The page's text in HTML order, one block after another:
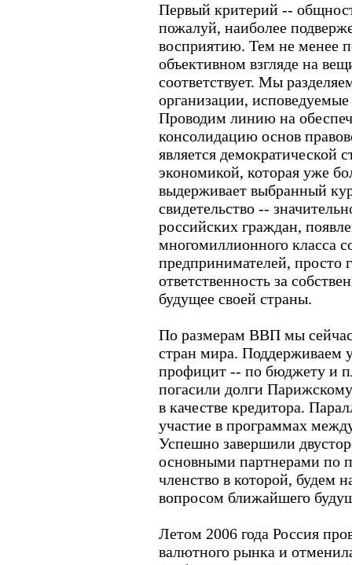
Первый критерий --
пожалуй, наиболее
восприятию. Тем не менее
объективном взгляде на
соответствует. Мы
организации,
Проводим линию на
консолидацию основ
является демократической
экономикой, которая уже
выдерживает выбранный
свидетельство --
российских граждан,
многомиллионного класса
предпринимателей, просто
ответственность за
будущее своей страны.
По размерам ВВП мы
стран мира. Поддерживаем
профицит -- по бюджету и
погасили долги
в качестве кредитора.
участие в программах
Успешно завершили
основными партнерами по
членство в которой, будем
вопросом ближайшего
Летом 2006 года Россия
валютного рынка и